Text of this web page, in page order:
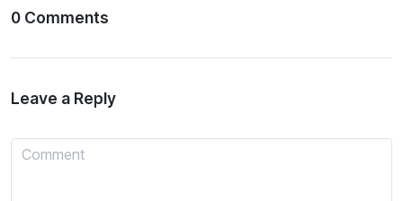
0 Comments
Leave a Reply